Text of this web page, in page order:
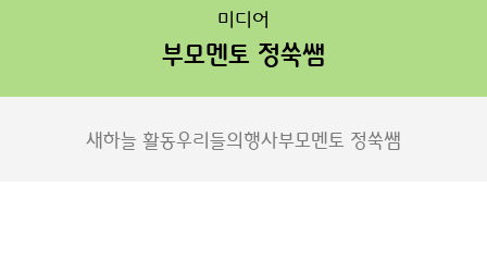
미디어
부모멘토 정쑥쌤
새하늘 활동우리들의행사부모멘토 정쑥쌤